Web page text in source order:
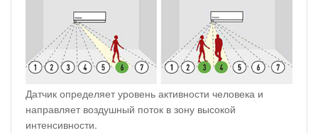
Датчик определяет уровень активности человека и
направляет воздушный поток в зону высокой
интенсивности.